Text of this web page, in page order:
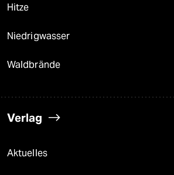
Hitze
Niedrigwasser
Waldbrände
Verlag
Aktuelles